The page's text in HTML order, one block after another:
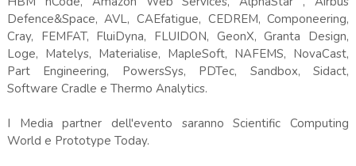
Defence&Space, AVL, CAEfatigue, CEDREM, Componeering,
Cray, FEMFAT, FluiDyna, FLUIDON, GeonX, Granta Design,
Loge, Matelys, Materialise, MapleSoft, NAFEMS, NovaCast,
Part Engineering, PowersSys, PDTec, Sandbox, Sidact,
Software Cradle e Thermo Analytics.
I Media partner dell'evento saranno Scientific Computing
World e Prototype Today.